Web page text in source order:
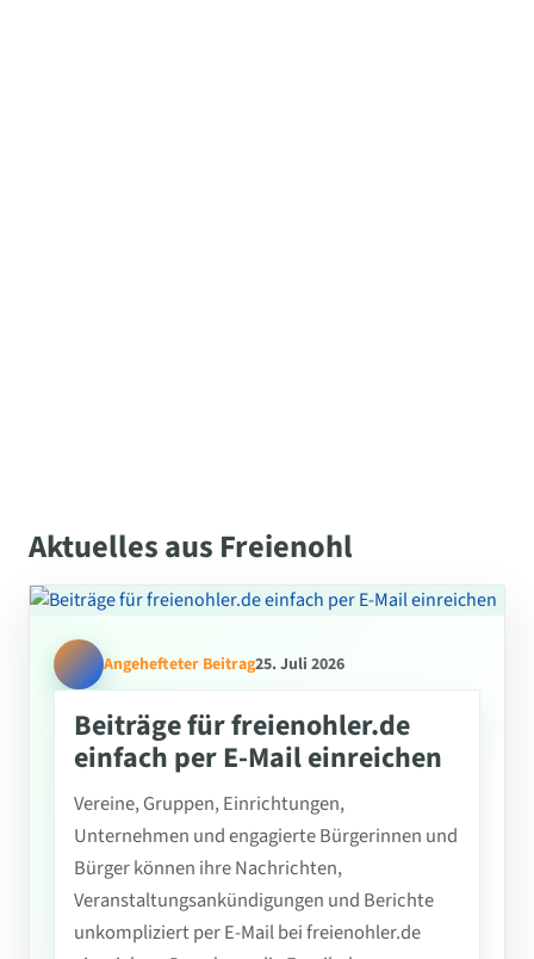
Aktuelles aus Freienohl
Angehefteter Beitrag25. Juli 2026
Beiträge für freienohler.de
einfach per E-Mail einreichen
Vereine, Gruppen, Einrichtungen,
Unternehmen und engagierte Bürgerinnen und
Bürger können ihre Nachrichten,
Veranstaltungsankündigungen und Berichte
unkompliziert per E-Mail bei freienohler.de